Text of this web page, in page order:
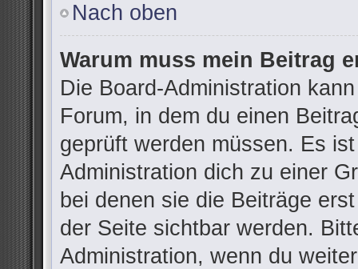
Nach oben
Warum muss mein Beitrag
Die Board-Administration
Forum, in dem du einen
geprüft werden müssen. Es
Administration dich zu einer
bei denen sie die Beiträge
der Seite sichtbar werden.
Administration, wenn du